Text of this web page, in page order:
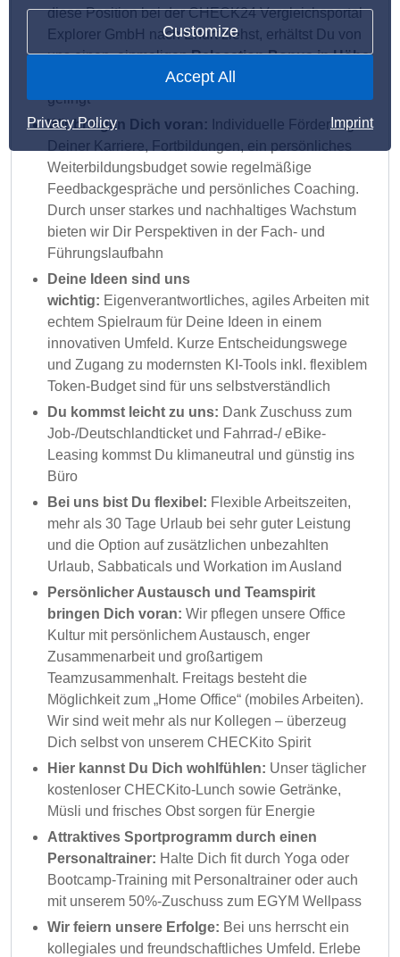
Customize
Accept All
Privacy Policy Imprint
diese Position bei der CHECK24 Vergleichsportal
Explorer GmbH nach Erfurt ziehst, erhältst Du von
uns einen einmaligenRelocation Bonus in Höhe
, damit Dein Start bei uns noch leichter
gelingt
Wir bringen Dich voran: Individuelle Förderung
Deiner Karriere, Fortbildungen, ein persönliches
Weiterbildungsbudget sowie regelmäßige
Feedbackgespräche und persönliches Coaching.
Durch unser starkes und nachhaltiges Wachstum
bieten wir Dir Perspektiven in der Fach- und
Führungslaufbahn
Deine Ideen sind uns
wichtig: Eigenverantwortliches, agiles Arbeiten mit
echtem Spielraum für Deine Ideen in einem
innovativen Umfeld. Kurze Entscheidungswege
und Zugang zu modernsten KI-Tools inkl. flexiblem
Token-Budget sind für uns selbstverständlich
Du kommst leicht zu uns: Dank Zuschuss zum
Job-/Deutschlandticket und Fahrrad-/ eBike-
Leasing kommst Du klimaneutral und günstig ins
Büro
Bei uns bist Du flexibel: Flexible Arbeitszeiten,
mehr als 30 Tage Urlaub bei sehr guter Leistung
und die Option auf zusätzlichen unbezahlten
Urlaub, Sabbaticals und Workation im Ausland
Persönlicher Austausch und Teamspirit
bringen Dich voran: Wir pflegen unsere Office
Kultur mit persönlichem Austausch, enger
Zusammenarbeit und großartigem
Teamzusammenhalt. Freitags besteht die
Möglichkeit zum „Home Office“ (mobiles Arbeiten).
Wir sind weit mehr als nur Kollegen – überzeug
Dich selbst von unserem CHECKito Spirit
Hier kannst Du Dich wohlfühlen: Unser täglicher
kostenloser CHECKito-Lunch sowie Getränke,
Müsli und frisches Obst sorgen für Energie
Attraktives Sportprogramm durch einen
Personaltrainer: Halte Dich fit durch Yoga oder
Bootcamp-Training mit Personaltrainer oder auch
mit unserem 50%-Zuschuss zum EGYM Wellpass
Wir feiern unsere Erfolge: Bei uns herrscht ein
kollegiales und freundschaftliches Umfeld. Erlebe